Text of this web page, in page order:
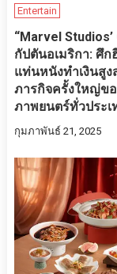
Entertain
“Marvel
กัปตันอเมริกา: ศึก
แท่นหนังทำเงินสูง
ภารกิจครั้งใหญ่ข
ภาพยนตร์ทั่วประเ
กุมภาพันธ์ 21, 2025